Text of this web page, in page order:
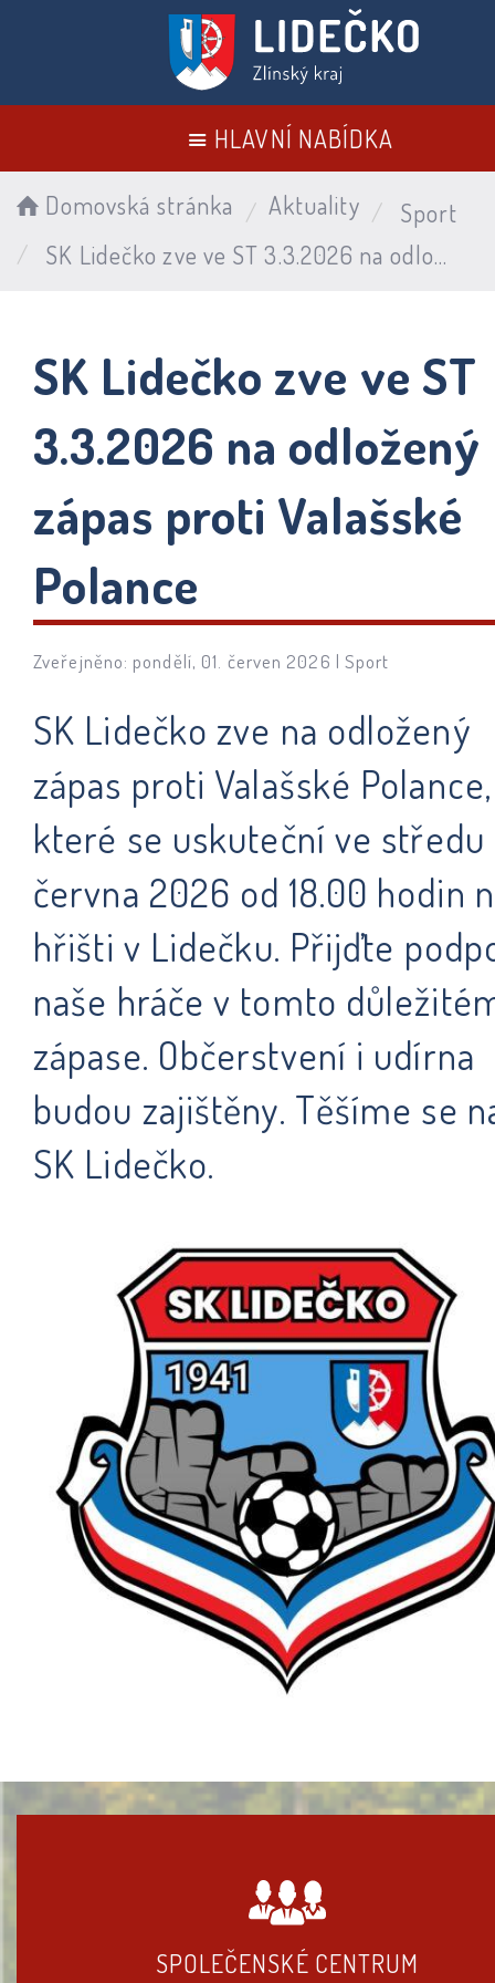
HLAVNÍ NABÍDKA
Domovská stránka Aktuality
Sport
SK Lidečko zve ve ST 3.3.2026 na odložený zápas proti Valašské Polance
SK Lidečko zve ve ST
3.3.2026 na odložený
zápas proti Valašské
Polance
Zveřejněno: pondělí, 01. červen 2026 | Sport
SK Lidečko zve na odložený
zápas proti Valašské Polance,
které se uskuteční ve středu
června 2026 od 18.00 hodin
hřišti v Lidečku. Přijďte
naše hráče v tomto
zápase. Občerstvení i udírna
budou zajištěny. Těšíme se
SK Lidečko.
SPOLEČENSKÉ CENTRUM